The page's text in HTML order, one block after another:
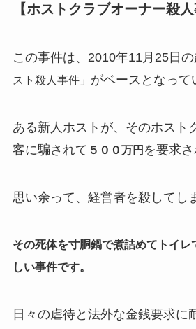
【ホストクラブオーナー殺人
この事件は、2010年11月25日
スト殺人事件」 がベースとなって
ある新人ホストが、そのホスト
客に騙されて ５００万円 を要求さ
思い余って、経営者を殺してし
その死体を寸胴鍋で煮詰めてトイレ
しい事件です。
日々の虐待と法外な金銭要求に